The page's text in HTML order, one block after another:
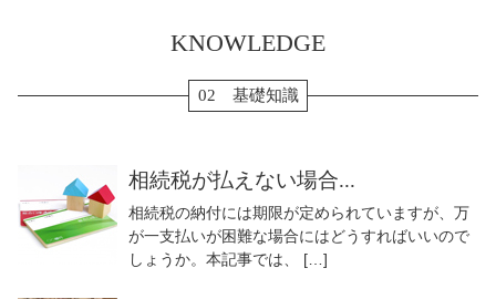
KNOWLEDGE
02 基礎知識
相続税が払えない場合...
相続税の納付には期限が定められていますが、万
が一支払いが困難な場合にはどうすればいいので
しょうか。本記事では、 […]